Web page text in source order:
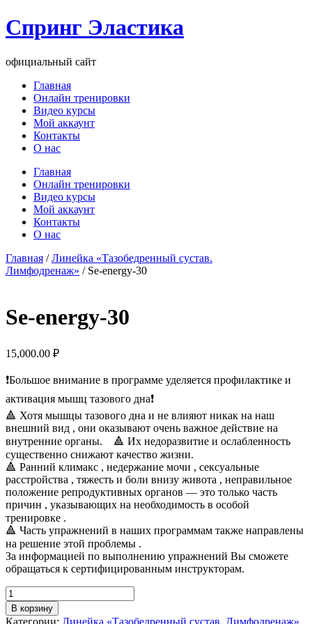
Перейти
к
Спринг Эластика
официальный сайт
Главная
Онлайн тренировки
Видео курсы
Мой аккаунт
Контакты
О нас
МенюГлавная
Онлайн тренировки
Видео курсы
Мой аккаунт
Контакты
О нас
Главная /Линейка «Тазобедренный сустав.
Лимфодренаж» / Se-energy-30
Se-energy-30
15,000.00 ₽
❗Большое внимание в программе уделяется профилактике и
активация мышц тазового дна❗⠀
🔺 Хотя мышцы тазового дна и не влияют никак на наш
внешний вид , они оказывают очень важное действие на
внутренние органы. ⠀🔺 Их недоразвитие и ослабленность
существенно снижают качество жизни.⠀
🔺 Ранний климакс , недержание мочи , сексуальные
расстройства , тяжесть и боли внизу живота , неправильное
положение репродуктивных органов — это только часть
причин , указывающих на необходимость в особой
тренировке . ⠀
🔺 Часть упражнений в наших программам также направлены
на решение этой проблемы .⠀
За информацией по выполнению упражнений Вы сможете
обращаться к сертифицированным инструкторам.
Количество
товара
Se-
В корзину
Категории: Линейка «Тазобедренный сустав. Лимфодренаж»,